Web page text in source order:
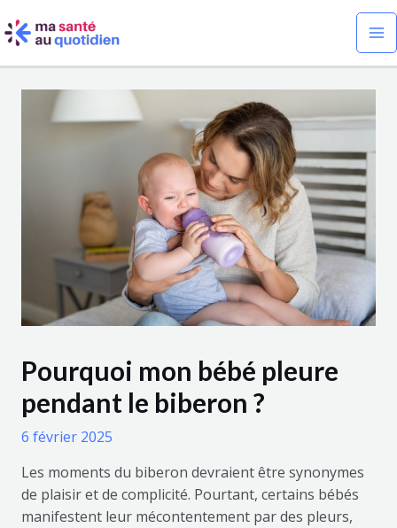
au
Pourquoi mon bébé pleure
pendant le biberon ?
6 février 2025
Les moments du biberon devraient être synonymes
de plaisir et de complicité. Pourtant, certains bébés
manifestent leur mécontentement par des pleurs,
des